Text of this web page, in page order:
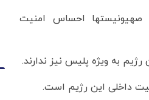
صهیونیستها احساس امنیت
به ویژه پلیس نیز ندارند.
داخلی این رژیم است.